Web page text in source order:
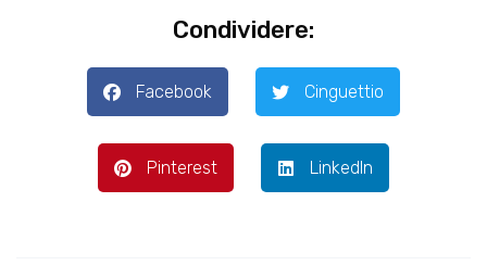
Condividere:
Facebook Cinguettio
Pinterest LinkedIn